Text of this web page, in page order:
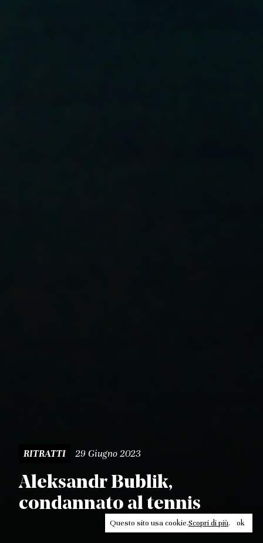
RITRATTI 29 Giugno 2023
Aleksandr Bublik,
condannato al tennis
Questo sito usa cookie.Scopri di più. ok